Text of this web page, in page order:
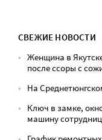
СВЕЖИЕ НОВОСТИ
Женщина в
после ссоры с
На
Ключ в замке,
машину